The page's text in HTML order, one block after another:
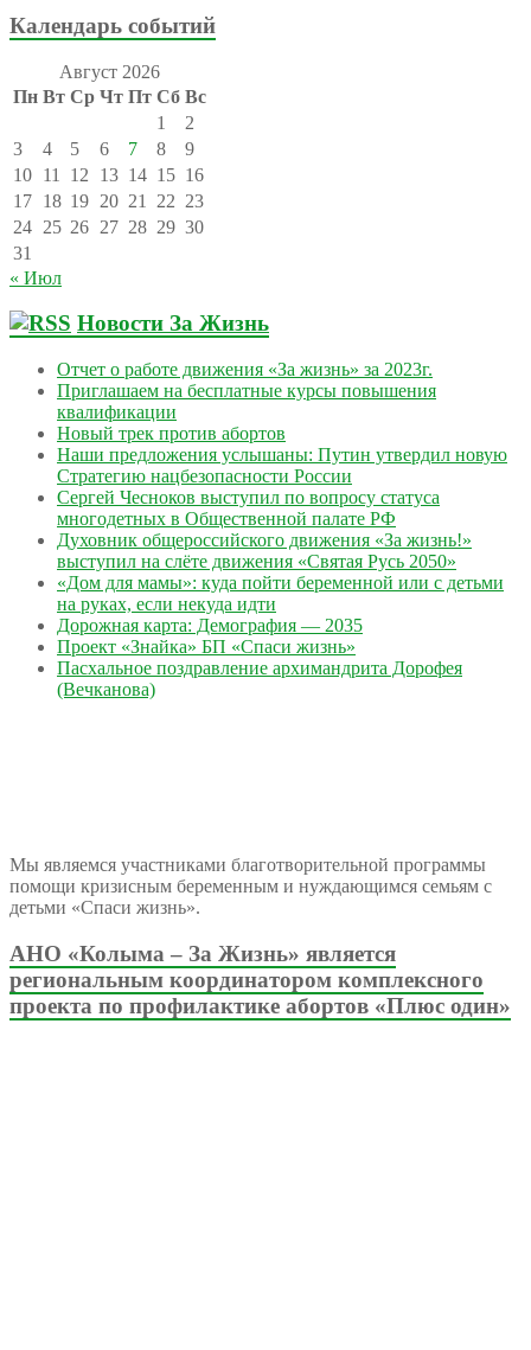
Календарь событий
Август 2026
Пн Вт Ср Чт Пт Сб Вс
1
2
3
4 5 6 7 8
9
10 11 12 13 14 15 16
17 18 19 20 21 22 23
24 25 26 27 28 29 30
31
« Июл
Новости За Жизнь
Отчет о работе движения «За жизнь» за 2023г.
Приглашаем на бесплатные курсы повышения
квалификации
Новый трек против абортов
Наши предложения услышаны: Путин утвердил новую
Стратегию нацбезопасности России
Сергей Чесноков выступил по вопросу статуса
многодетных в Общественной палате РФ
Духовник общероссийского движения «За жизнь!»
выступил на слёте движения «Святая Русь 2050»
«Дом для мамы»: куда пойти беременной или с детьми
на руках, если некуда идти
Дорожная карта: Демография — 2035
Проект «Знайка» БП «Спаси жизнь»
Пасхальное поздравление архимандрита Дорофея
(Вечканова)
Мы являемся участниками благотворительной программы
помощи кризисным беременным и нуждающимся семьям с
детьми «Спаси жизнь».
АНО «Колыма – За Жизнь» является
региональным координатором комплексного
проекта по профилактике абортов «Плюс один»